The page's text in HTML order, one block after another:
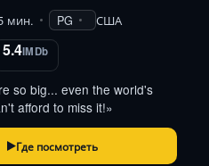
мин. PG США
5.4IMDb
so big... even the world's
afford to miss it!»
Где посмотреть